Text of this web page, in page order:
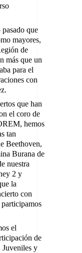
que
mayores,
de
más que un
para el
con
que han
el coro de
hemos
tan
Beethoven,
Burana de
nuestra
2 y
la
con
el
de
Juveniles y